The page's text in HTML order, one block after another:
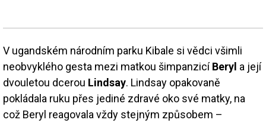
V ugandském národním parku Kibale si vědci všimli
neobvyklého gesta mezi matkou šimpanzicíBeryl a její
dvouletou dcerou Lindsay. Lindsay opakovaně
pokládala ruku přes jediné zdravé oko své matky, na
což Beryl reagovala vždy stejným způsobem –